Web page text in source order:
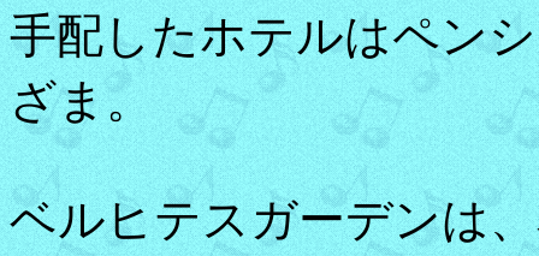
手配したホテルはペン
ざま。
ベルヒテスガーデンは